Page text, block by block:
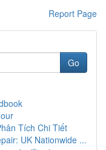
Report Page
Go
Tích Chi Tiết
UK Nationwide ...